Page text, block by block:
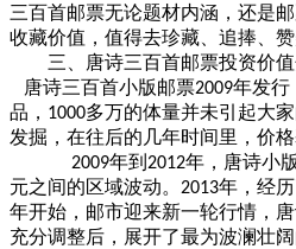
三百首邮票无论题材内涵，还是
收藏价值，值得去珍藏、追捧、
三、唐诗三百首邮票投资价
唐诗三百首小版邮票2009年发行
品， 1000多万的体量并未引起大
发掘，在往后的几年时间里，价
2009年到 2012年，唐诗小
元之间的区域波动。 2013年，经
年开始，邮市迎来新一轮行情，
充分调整后，展开了最为波澜壮阔